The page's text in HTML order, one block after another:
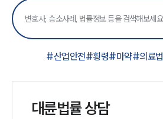
#산업안전#횡령#마약#의료법
대륜법률 상담